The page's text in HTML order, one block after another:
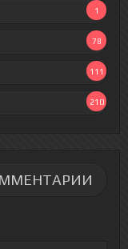
1
78
111
210